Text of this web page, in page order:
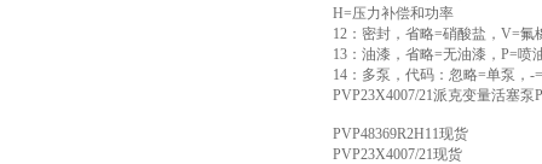
H=压力补偿和功率
12：密封，省略=硝酸盐，V=氟
13：油漆，省略=无油漆，P=喷
14：多泵，代码：忽略=单泵，
PVP23X4007/21派克变量活塞
PVP48369R2H11现货
PVP23X4007/21现货